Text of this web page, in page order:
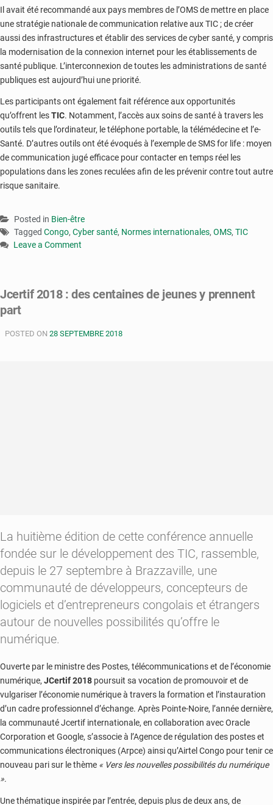
Il avait été recommandé aux pays membres de l’OMS de mettre en place
une stratégie nationale de communication relative aux TIC ; de créer
aussi des infrastructures et établir des services de cyber santé, y compris
la modernisation de la connexion internet pour les établissements de
santé publique. L’interconnexion de toutes les administrations de santé
publiques est aujourd’hui une priorité.
Les participants ont également fait référence aux opportunités
qu’offrent lesTIC. Notamment, l’accès aux soins de santé à travers les
outils tels que l’ordinateur, le téléphone portable, la télémédecine et l’e-
Santé. D’autres outils ont été évoqués à l’exemple de SMS for life : moyen
de communication jugé efficace pour contacter en temps réel les
populations dans les zones reculées afin de les prévenir contre tout autre
risque sanitaire.
Posted in Bien-être
Tagged Congo, Cyber santé, Normes internationales, OMS, TIC
Leave a Comment
quand
les
s’associent
Jcertif 2018 : des centaines de jeunes y prennent
part
POSTED ON 28 SEPTEMBRE 2018
La huitième édition de cette conférence annuelle
fondée sur le développement des TIC, rassemble,
depuis le 27 septembre à Brazzaville, une
communauté de développeurs, concepteurs de
logiciels et d’entrepreneurs congolais et étrangers
autour de nouvelles possibilités qu’offre le
numérique.
Ouverte par le ministre des Postes, télécommunications et de l’économie
numérique, JCertif 2018 poursuit sa vocation de promouvoir et de
vulgariser l’économie numérique à travers la formation et l’instauration
d’un cadre professionnel d’échange. Après Pointe-Noire, l’année dernière,
la communauté Jcertif internationale, en collaboration avec Oracle
Corporation et Google, s’associe à l’Agence de régulation des postes et
communications électroniques (Arpce) ainsi qu’Airtel Congo pour tenir ce
nouveau pari sur le thème « Vers les nouvelles possibilités du numérique
».
Une thématique inspirée par l’entrée, depuis plus de deux ans, de